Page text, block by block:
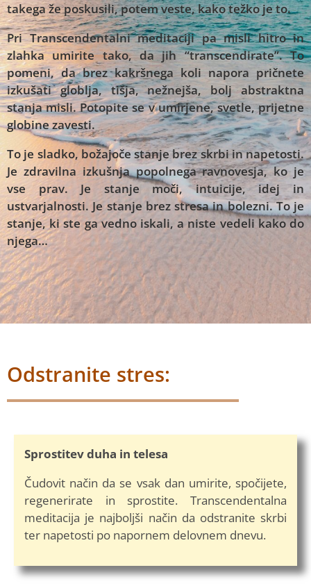
takega že poskusili, potem veste, kako težko je to.
Pri Transcendentalni meditaciji pa misli hitro in
zlahka umirite tako, da jih “transcendirate”. To
pomeni, da brez kakršnega koli napora pričnete
izkušati globlja, tišja, nežnejša, bolj abstraktna
stanja misli. Potopite se v umirjene, svetle, prijetne
globine zavesti.
To je sladko, božajoče stanje brez skrbi in napetosti.
Je zdravilna izkušnja popolnega ravnovesja, ko je
vse prav. Je stanje moči, intuicije, idej in
ustvarjalnosti. Je stanje brez stresa in bolezni. To je
stanje, ki ste ga vedno iskali, a niste vedeli kako do
njega…
Odstranite stres:
Sprostitev duha in telesa
Čudovit način da se vsak dan umirite, spočijete,
regenerirate in sprostite. Transcendentalna
meditacija je najboljši način da odstranite skrbi
ter napetosti po napornem delovnem dnevu.